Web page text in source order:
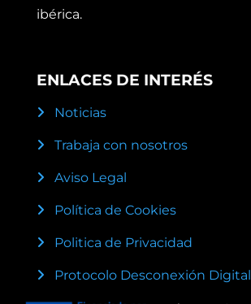
ibérica.
ENLACES DE INTERÉS
Noticias
Trabaja con nosotros
Aviso Legal
Política de Cookies
Politica de Privacidad
Protocolo Desconexión Digital